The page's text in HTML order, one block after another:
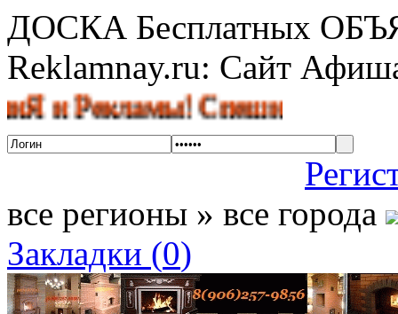
ДОСКА Бесплатных
Reklamnay.ru: Сайт
Спешите
все регионы » все города
Закладки (0)